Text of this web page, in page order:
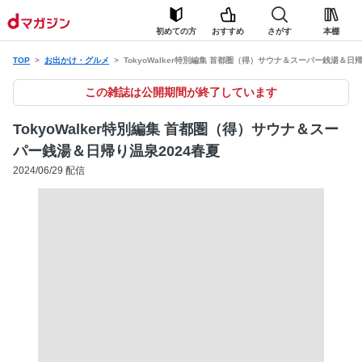
初めての方 おすすめ さがす 本棚
TOP お出かけ・グルメ TokyoWalker特別編集 首都圏（得）サウナ＆スーパー銭湯＆日
この雑誌は公開期間が終了しています
TokyoWalker特別編集 首都圏（得）サウナ＆スー
パー銭湯＆日帰り温泉2024春夏
2024/06/29 配信